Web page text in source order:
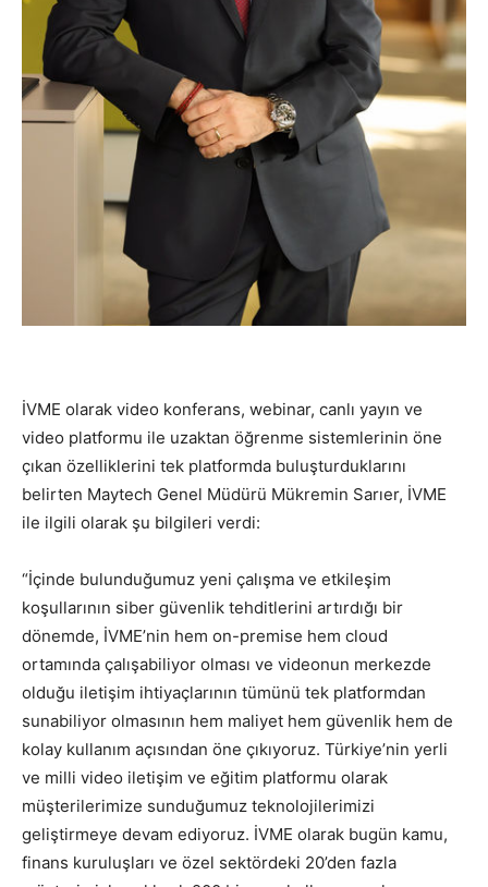
İVME olarak video konferans, webinar, canlı yayın ve
video platformu ile uzaktan öğrenme sistemlerinin öne
çıkan özelliklerini tek platformda buluşturduklarını
belirten Maytech Genel Müdürü Mükremin Sarıer, İVME
ile ilgili olarak şu bilgileri verdi:
“İçinde bulunduğumuz yeni çalışma ve etkileşim
koşullarının siber güvenlik tehditlerini artırdığı bir
dönemde, İVME’nin hem on-premise hem cloud
ortamında çalışabiliyor olması ve videonun merkezde
olduğu iletişim ihtiyaçlarının tümünü tek platformdan
sunabiliyor olmasının hem maliyet hem güvenlik hem de
kolay kullanım açısından öne çıkıyoruz. Türkiye’nin yerli
ve milli video iletişim ve eğitim platformu olarak
müşterilerimize sunduğumuz teknolojilerimizi
geliştirmeye devam ediyoruz. İVME olarak bugün kamu,
finans kuruluşları ve özel sektördeki 20’den fazla